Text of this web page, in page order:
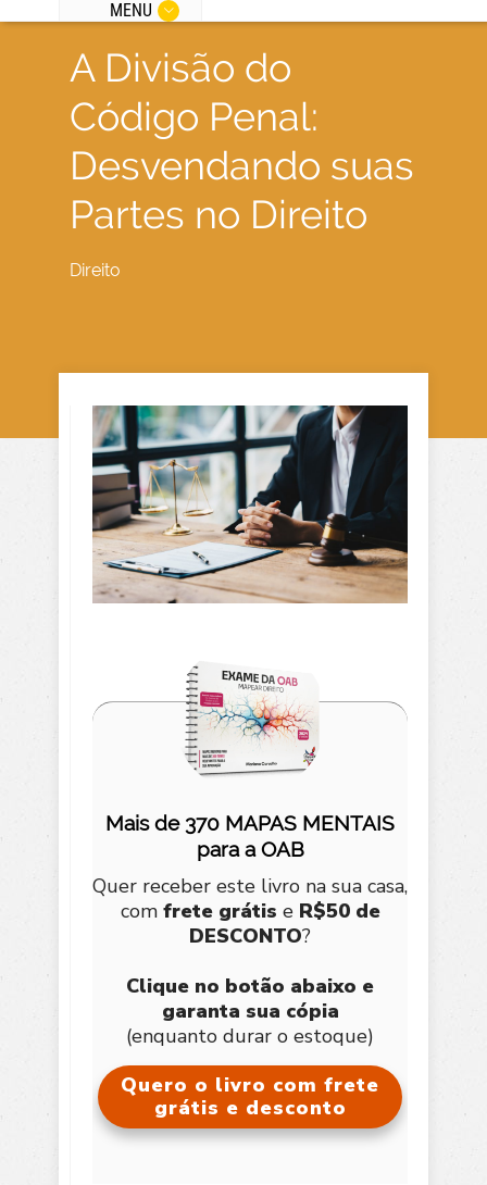
MENU
A Divisão do
Código Penal:
Desvendando suas
Partes no Direito
Direito
Mais de 370 MAPAS MENTAIS
para a OAB
Quer receber este livro na sua casa,
com frete grátis e R$50 de
DESCONTO?
Clique no botão abaixo e
garanta sua cópia
(enquanto durar o estoque)
Quero o livro com frete
grátis e desconto